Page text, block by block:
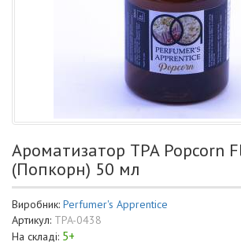
Ароматизатор TPA Popcorn
(Попкорн) 50 мл
Виробник: Perfumer's Apprentice
Артикул: TPA-0438
На складі: 5+